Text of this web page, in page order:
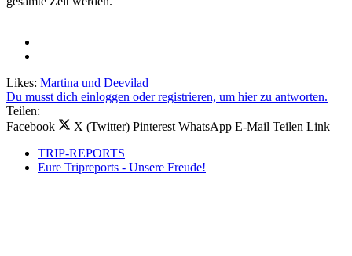
Likes: Martina und Deevilad
Du musst dich einloggen oder registrieren, um hier zu antworten.
Teilen:
Facebook
X (Twitter) Pinterest WhatsApp E-Mail Teilen Link
TRIP-REPORTS
Eure Tripreports - Unsere Freude!